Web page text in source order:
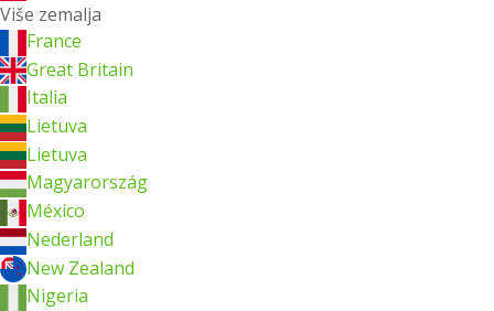
Više zemalja
France
Great Britain
Italia
Lietuva
Lietuva
Magyarország
México
Nederland
New Zealand
Nigeria